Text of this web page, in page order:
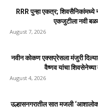
RRR पुन्हा एकत्र;
एकजुटीला नवी
August 7, 2026
नवीन कोकण एक्सप्रेसला मंजुरी
वैष्णव यांचा
August 4, 2026
उल्हासनगरातील सात मजली